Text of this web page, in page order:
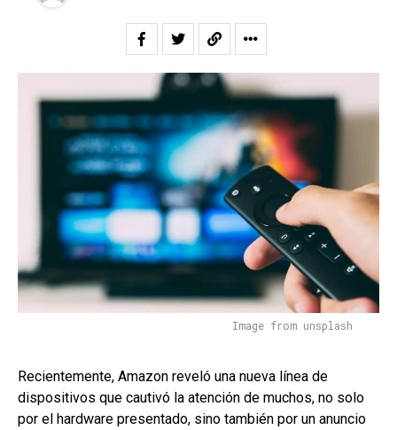
Image from unsplash
Recientemente, Amazon reveló una nueva línea de
dispositivos que cautivó la atención de muchos, no solo
por el hardware presentado, sino también por un anuncio